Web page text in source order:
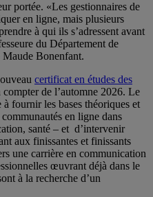
portée. «Les gestionnaires de
en ligne, mais plusieurs
à qui ils s’adressent avant
du Département de
Bonenfant.
certificat en études des
compter de l’automne 2026. Le
fournir les bases théoriques et
en ligne dans
santé – et d’intervenir
aux finissantes et finissants
une carrière en communication
œuvrant déjà dans le
à la recherche d’un